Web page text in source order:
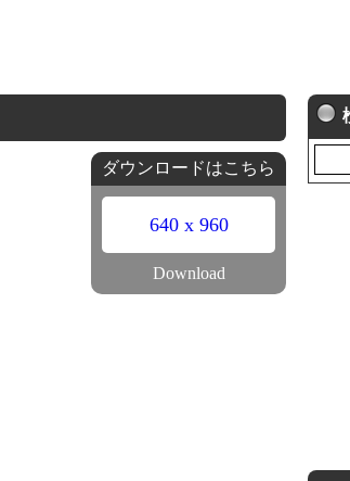
ダウンロードはこちら
640 x 960
Download